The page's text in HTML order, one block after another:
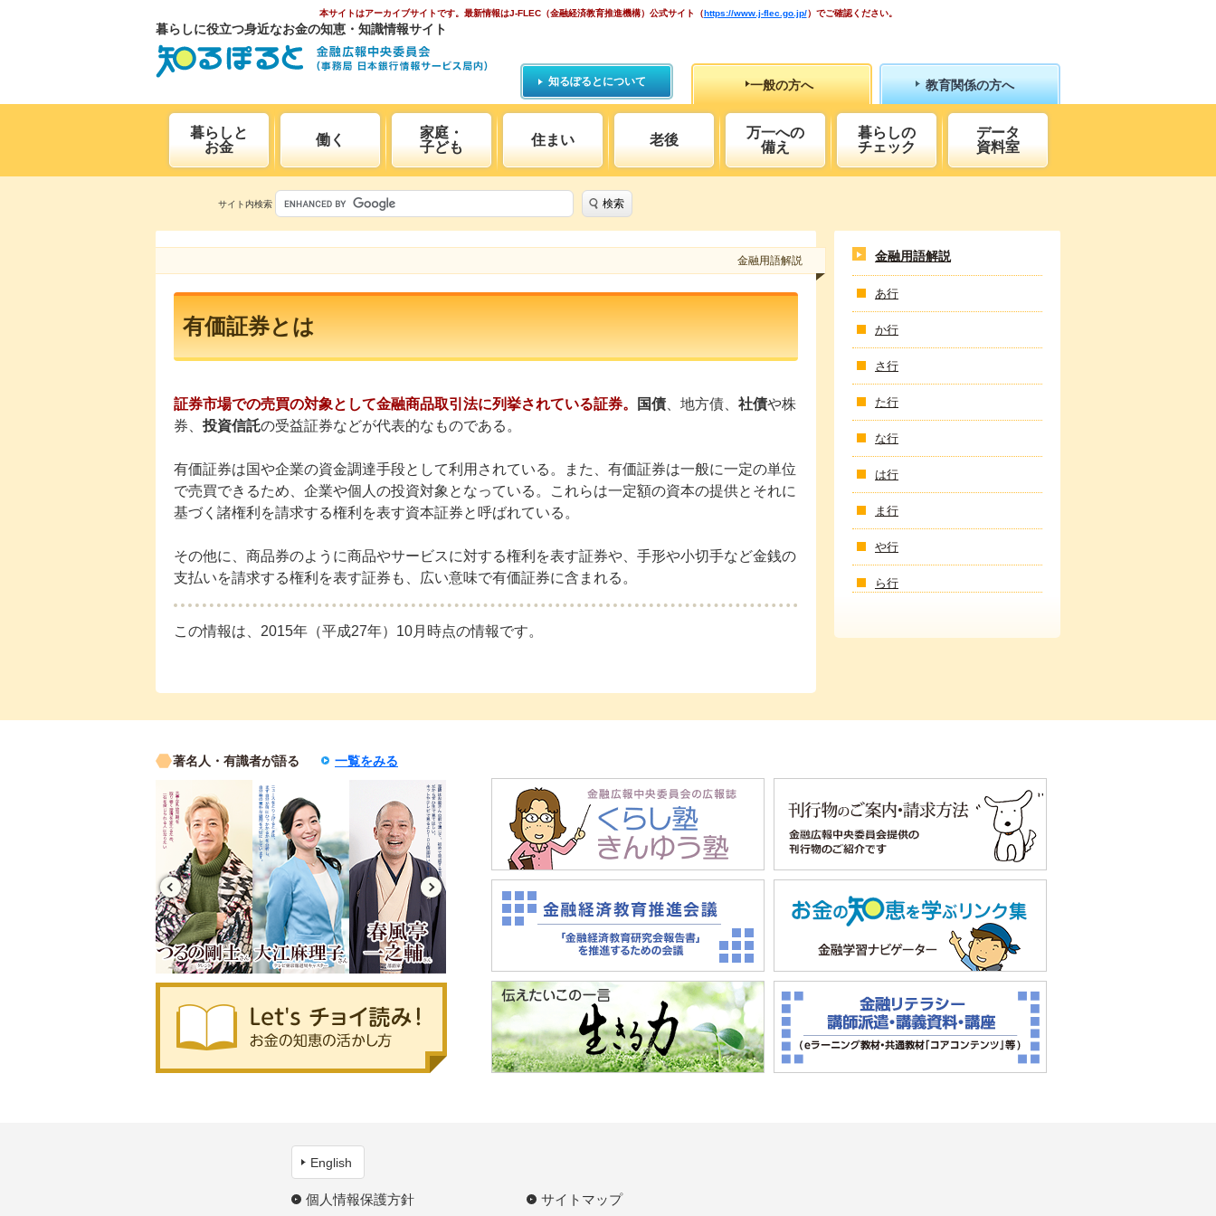
本サイトはアーカイブサイトです。 最新情報はJ-FLEC（金融経済教育推進機構）公式サイト （https://www.j-flec.go.jp/）でご確認ください。
暮らしに役立つ身近なお金の知恵・知識情報サイト
知るぽるとについて 一般の方へ 教育関係の方へ
暮らしと
お金
働く
家庭・
子ども
住まい 老後
万一への
備え
暮らしの
チェック
データ
資料室
サイト内検索 検索
金融用語解説
有価証券とは
証券市場での売買の対象として金融商品取引法に列挙されている証券。 国債 、地方債、 社債や株
券、 投資信託の受益証券などが代表的なものである。
有価証券は国や企業の資金調達手段として利用されている。また、有価証券は一般に一定の単位
で売買できるため、企業や個人の投資対象となっている。これらは一定額の資本の提供とそれに
基づく諸権利を請求する権利を表す資本証券と呼ばれている。
その他に、商品券のように商品やサービスに対する権利を表す証券や、手形や小切手など金銭の
支払いを請求する権利を表す証券も、広い意味で有価証券に含まれる。
この情報は、2015年（平成27年）10月時点の情報です。
金融用語解説
あ行
か行
さ行
た行
な行
は行
ま行
や行
ら行
著名人・有識者が語る 一覧をみる
English
個人情報保護方針 サイトマップ